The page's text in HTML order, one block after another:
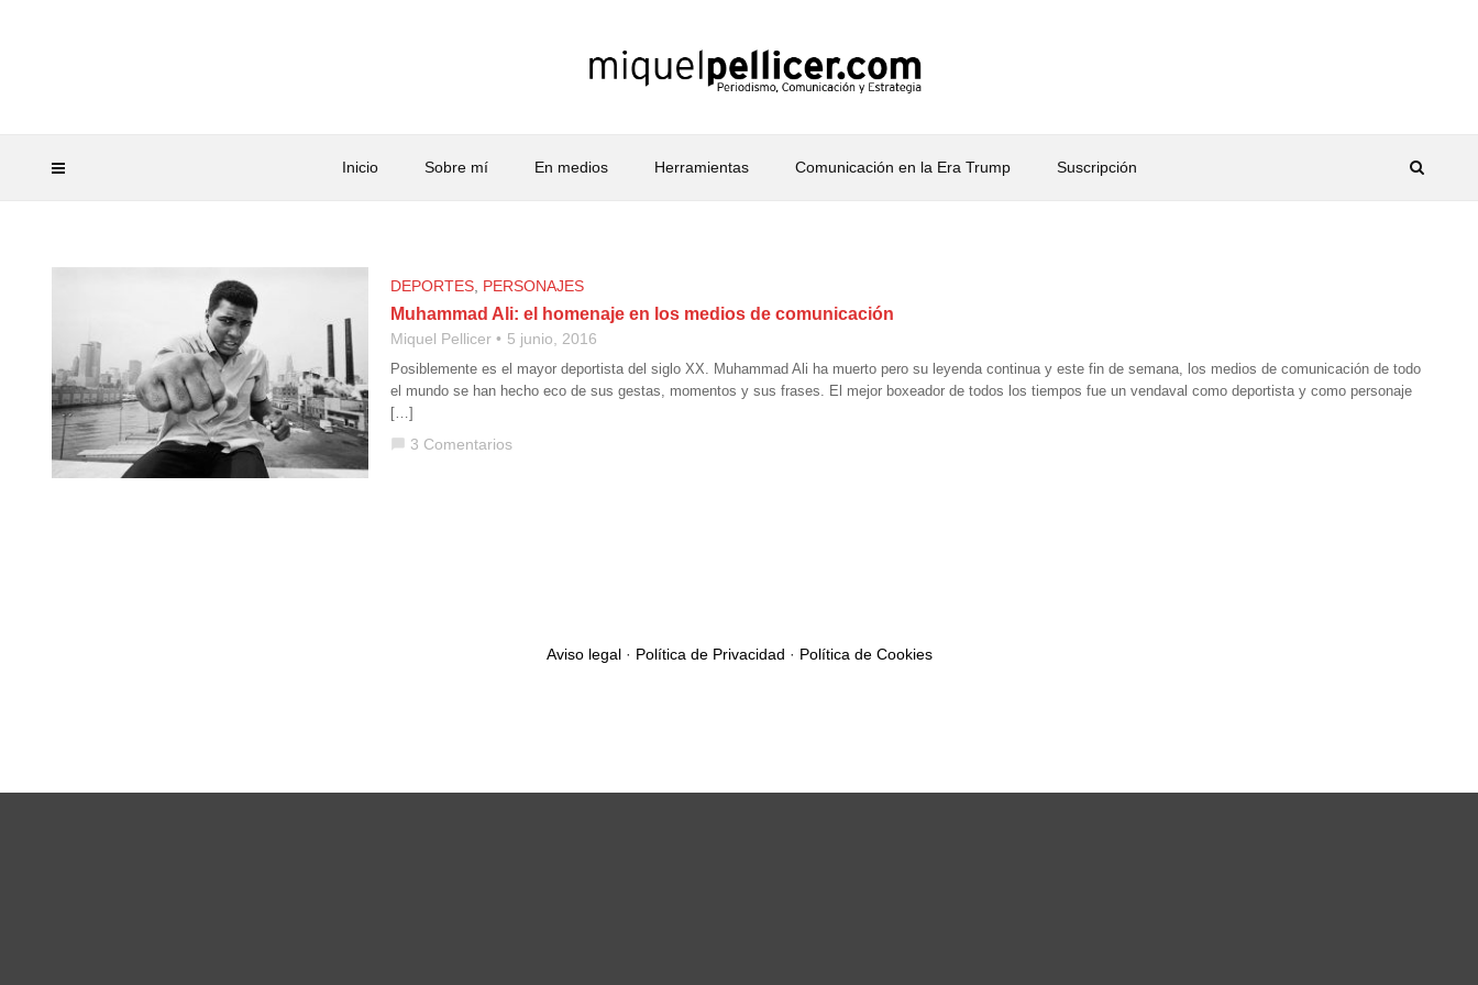
Inicio Sobre mí En medios Herramientas Comunicación en la Era Trump Suscripción
DEPORTES PERSONAJES
Muhammad Ali: el homenaje en los medios de comunicación
Miquel Pellicer 5 junio, 2016
Posiblemente es el mayor deportista del siglo XX. Muhammad Ali ha muerto pero su leyenda continua y este fin de semana, los medios de comunicación de todo
el mundo se han hecho eco de sus gestas, momentos y sus frases. El mejor boxeador de todos los tiempos fue un vendaval como deportista y como personaje
[…]
chat_bubble 3 Comentarios
Aviso legal· Política de Privacidad · Política de Cookies